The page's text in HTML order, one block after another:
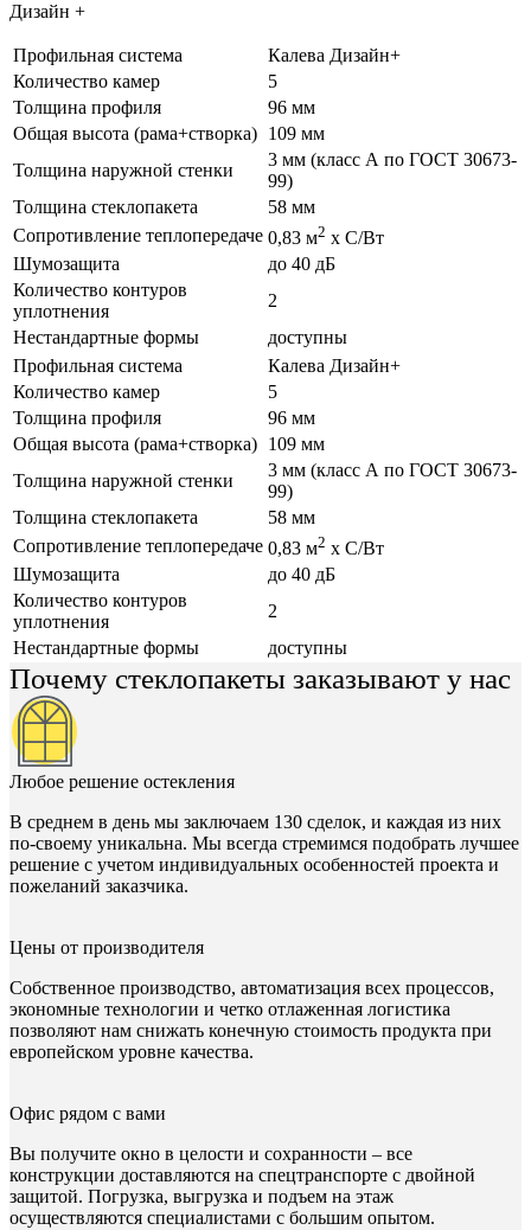
Дизайн +
Профильная система
Калева Дизайн+
Количество камер
5
Толщина профиля
96 мм
Общая высота (рама+створка) 109 мм
Толщина наружной стенки
3 мм (класс А по ГОСТ 30673-
99)
Толщина стеклопакета
58 мм
Сопротивление теплопередаче 0,83 м2 х С/Вт
Шумозащита
до 40 дБ
Количество контуров
уплотнения
2
Нестандартные формы
доступны
Профильная система
Калева Дизайн+
Количество камер
5
Толщина профиля
96 мм
Общая высота (рама+створка) 109 мм
Толщина наружной стенки
3 мм (класс А по ГОСТ 30673-
99)
Толщина стеклопакета
58 мм
Сопротивление теплопередаче 0,83 м2 х С/Вт
Шумозащита
до 40 дБ
Количество контуров
уплотнения
2
Нестандартные формы
доступны
Почему стеклопакеты заказывают у нас
Любое решение остекления
В среднем в день мы заключаем 130 сделок, и каждая из них
по-своему уникальна. Мы всегда стремимся подобрать лучшее
решение с учетом индивидуальных особенностей проекта и
пожеланий заказчика.
Цены от производителя
Собственное производство, автоматизация всех процессов,
экономные технологии и четко отлаженная логистика
позволяют нам снижать конечную стоимость продукта при
европейском уровне качества.
Офис рядом с вами
Вы получите окно в целости и сохранности – все
конструкции доставляются на спецтранспорте с двойной
защитой. Погрузка, выгрузка и подъем на этаж
осуществляются специалистами с большим опытом.